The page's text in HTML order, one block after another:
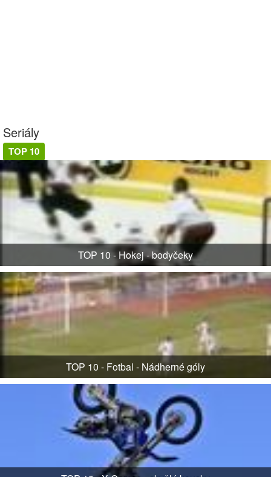
Seriály
TOP 10
TOP 10 - Hokej - bodyčeky
TOP 10 - Fotbal - Nádherné góly